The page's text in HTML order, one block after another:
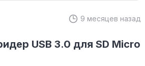
9 месяцев назад
USB 3.0 для SD Micro